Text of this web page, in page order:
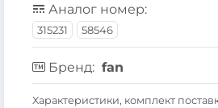
Аналог номер:
315231 58546
Бренд: fan
Xарактеристики, комплект